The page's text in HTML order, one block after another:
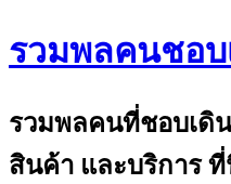
รวมพลคนชอ
รวมพลคนที่ชอบเดิ
สินค้า และบริการ